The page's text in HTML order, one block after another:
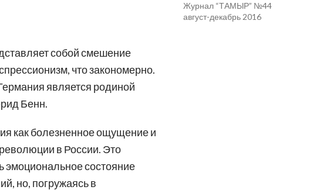
собой смешение
что закономерно.
является родиной
Бенн.
как болезненное ощущение и
в России. Это
эмоциональное состояние
но, погружаясь в
Журнал “ТАМЫР” №44
август-декабрь 2016